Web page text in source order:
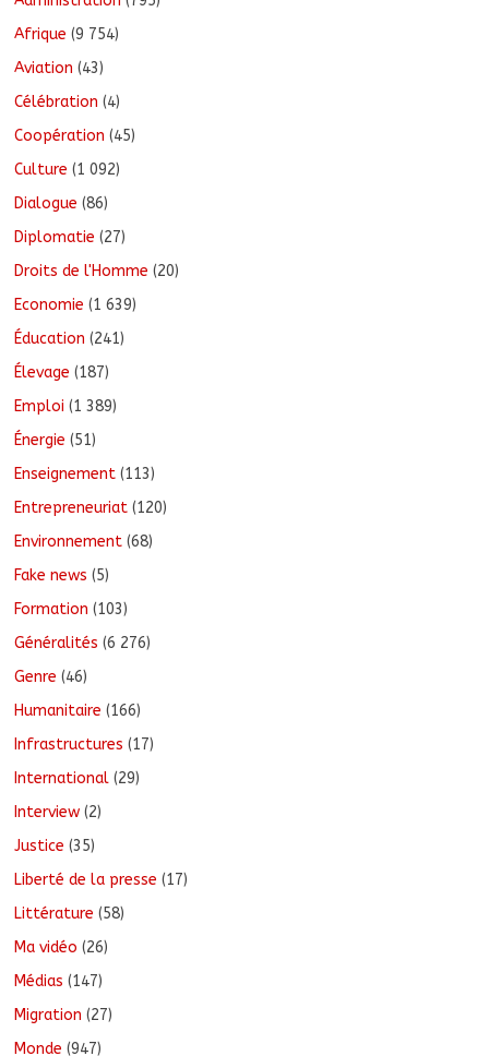
Afrique (9 754)
Aviation (43)
Célébration (4)
Coopération (45)
Culture (1 092)
Dialogue (86)
Diplomatie (27)
Droits de l'Homme (20)
Economie (1 639)
Éducation (241)
Élevage (187)
Emploi (1 389)
Énergie (51)
Enseignement (113)
Entrepreneuriat (120)
Environnement (68)
Fake news (5)
Formation (103)
Généralités (6 276)
Genre (46)
Humanitaire (166)
Infrastructures (17)
International (29)
Interview (2)
Justice (35)
Liberté de la presse (17)
Littérature (58)
Ma vidéo (26)
Médias (147)
Migration (27)
Monde (947)